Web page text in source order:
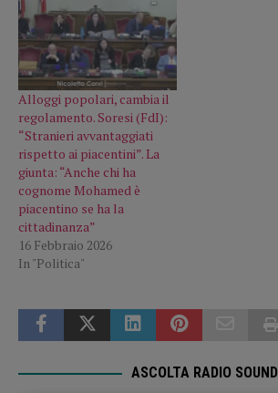
Alloggi popolari, cambia il
regolamento. Soresi (FdI):
“Stranieri avvantaggiati
rispetto ai piacentini”. La
giunta: “Anche chi ha
cognome Mohamed è
piacentino se ha la
cittadinanza”
16 Febbraio 2026
In "Politica"
ASCOLTA RADIO SOUND